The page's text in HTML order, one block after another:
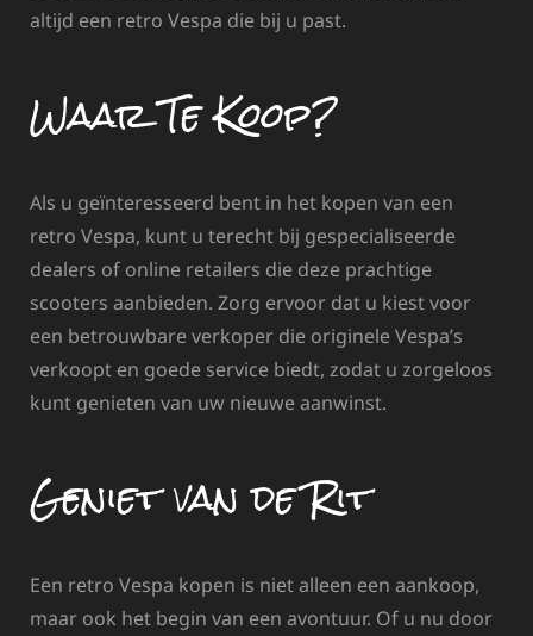
altijd een retro Vespa die bij u past.
Waar Te Koop?
Als u geïnteresseerd bent in het kopen van een
retro Vespa, kunt u terecht bij gespecialiseerde
dealers of online retailers die deze prachtige
scooters aanbieden. Zorg ervoor dat u kiest voor
een betrouwbare verkoper die originele Vespa’s
verkoopt en goede service biedt, zodat u zorgeloos
kunt genieten van uw nieuwe aanwinst.
Geniet van de Rit
Een retro Vespa kopen is niet alleen een aankoop,
maar ook het begin van een avontuur. Of u nu door